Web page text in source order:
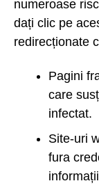
numeroase
dați clic pe
redirecționate
Pagini
care
infectat.
Site-uri
fura